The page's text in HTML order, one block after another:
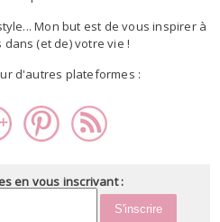
Mon but est de vous inspirer à
(et de) votre vie !
d'autres plateformes :
en vous inscrivant :